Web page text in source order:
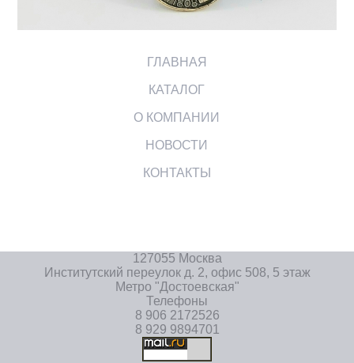
ГЛАВНАЯ
КАТАЛОГ
О КОМПАНИИ
НОВОСТИ
КОНТАКТЫ
127055 Москва
Институтский переулок д. 2, офис 508, 5 этаж
Метро "Достоевская"
Телефоны
8 906 2172526
8 929 9894701